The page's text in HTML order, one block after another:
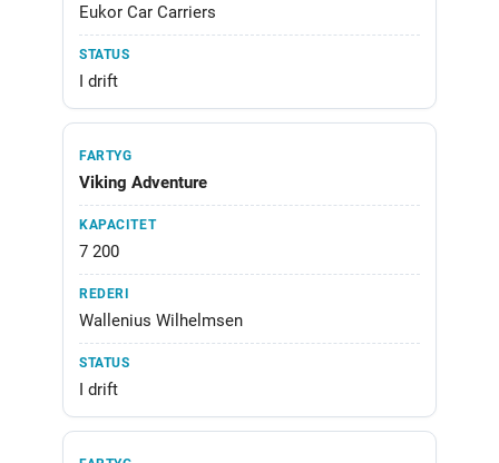
Eukor Car Carriers
I drift
Viking Adventure
7 200
Wallenius Wilhelmsen
I drift